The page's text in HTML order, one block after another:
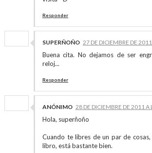
Responder
SUPERÑOÑO 27 DE DICIEMBRE DE
Buena cita. No dejamos de ser
reloj...
Responder
ANÓNIMO 28 DE DICIEMBRE DE 2011 A
Hola, superñoño
Cuando te libres de un par de
libro, está bastante bien.